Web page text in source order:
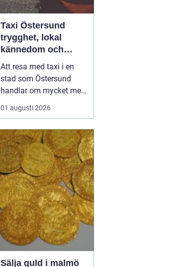
Taxi Östersund
trygghet, lokal
kännedom och
smidiga resor året
runt
Att resa med taxi i en
stad som Östersund
handlar om mycket mer
än att bara ta sig från
punkt A till punkt B.
lokalkännedom och
tillgänglighet spelar stor
roll, särskilt i en region
där vintern är lång, snön
ligger djup och
avstånden i...
01 augusti 2026
Sälja guld i malmö